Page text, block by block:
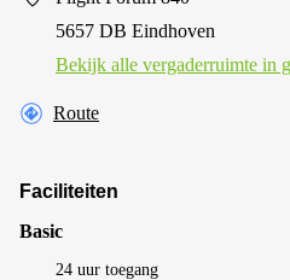
5657 DB Eindhoven
Bekijk alle vergaderruimte in
Route
Faciliteiten
Basic
24 uur toegang